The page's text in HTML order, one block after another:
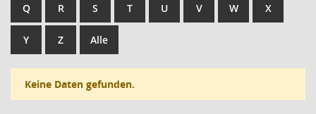
Q R S T U V W X
Y Z Alle
Keine Daten gefunden.